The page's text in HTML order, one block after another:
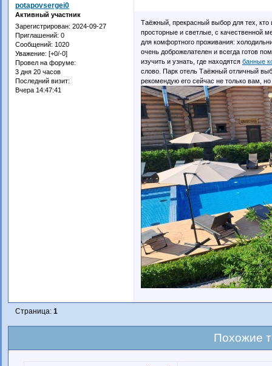
potapovsergei0
Активный участник
Зарегистрирован: 2024-09-27
Приглашений: 0
Сообщений: 1020
Уважение: [+0/-0]
Провел на форуме:
3 дня 20 часов
Последний визит:
Вчера 14:47:41
Таёжный, прекрасный выбор для тех,
просторные и светлые, с качественной
для комфортного проживания:
очень доброжелателен и всегда готов
изучить и узнать, где находятся банные
слово. Парк отель Таёжный отличный
рекомендую его сейчас не только вам,
Страница: 1
Похожие